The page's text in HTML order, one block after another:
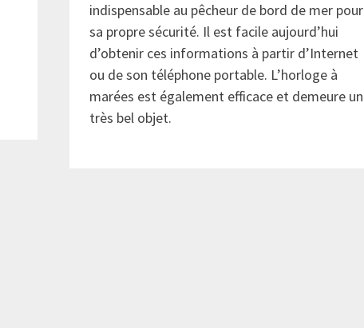
indispensable au pêcheur de bord de mer pour
sa propre sécurité. Il est facile aujourd’hui
d’obtenir ces informations à partir d’Internet
ou de son téléphone portable. L’horloge à
marées est également efficace et demeure un
très bel objet.